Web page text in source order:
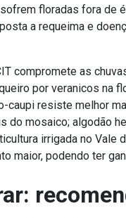
floradas fora de
a requeima e
compromete as
por veranicos na
caupi resiste melhor
do mosaico; algodão
irrigada no Vale
maior, podendo ter